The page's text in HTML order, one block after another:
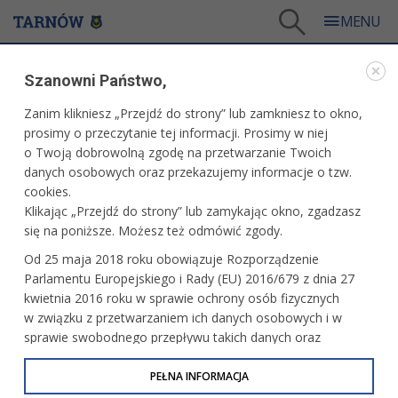
Koncert Tarnowskiej Orkiestry Kameralnej
WARTO ZOBACZYĆ
KONCERT TARNOWSKIEJ ORKIESTRY
KAMERALNEJ
14.09.2025, 22:17 fot. Paweł Topolski
Szanowni Państwo,
Zanim klikniesz „Przejdź do strony” lub zamkniesz to okno,
prosimy o przeczytanie tej informacji. Prosimy w niej
o Twoją dobrowolną zgodę na przetwarzanie Twoich
danych osobowych oraz przekazujemy informacje o tzw.
cookies.
Klikając „Przejdź do strony” lub zamykając okno, zgadzasz
się na poniższe. Możesz też odmówić zgody.
Od 25 maja 2018 roku obowiązuje Rozporządzenie
Parlamentu Europejskiego i Rady (EU) 2016/679 z dnia 27
kwietnia 2016 roku w sprawie ochrony osób fizycznych
w związku z przetwarzaniem ich danych osobowych i w
sprawie swobodnego przepływu takich danych oraz
uchylenia dyrektywy 95/46/WE (określane jako RODO, GDPR
lub Ogólne Rozporządzenie o Ochronie Danych
PEŁNA INFORMACJA